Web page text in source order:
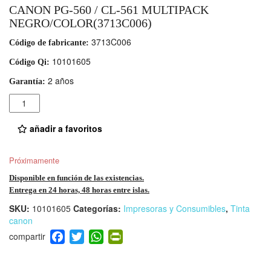
CANON PG-560 / CL-561 MULTIPACK
NEGRO/COLOR(3713C006)
Código de fabricante: 3713C006
Código Qi: 10101605
Garantía: 2 años
Cantidad
añadir a favoritos
Próximamente
Disponible en función de las existencias.
Entrega en 24 horas, 48 horas entre islas.
SKU: 10101605 Categorías: Impresoras y Consumibles, Tinta
canon
F
a
T
wi
W
h